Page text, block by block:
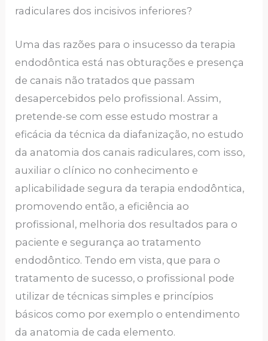
radiculares dos incisivos inferiores?
Uma das razões para o insucesso da terapia
endodôntica está nas obturações e presença
de canais não tratados que passam
desapercebidos pelo profissional. Assim,
pretende-se com esse estudo mostrar a
eficácia da técnica da diafanização, no estudo
da anatomia dos canais radiculares, com isso,
auxiliar o clínico no conhecimento e
aplicabilidade segura da terapia endodôntica,
promovendo então, a eficiência ao
profissional, melhoria dos resultados para o
paciente e segurança ao tratamento
endodôntico. Tendo em vista, que para o
tratamento de sucesso, o profissional pode
utilizar de técnicas simples e princípios
básicos como por exemplo o entendimento
da anatomia de cada elemento.